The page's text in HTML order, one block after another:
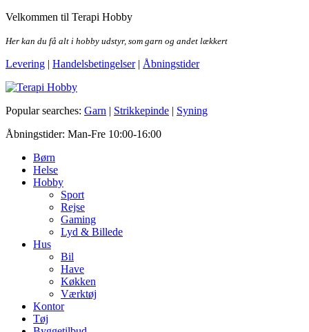
Skip
the
Velkommen til Terapi Hobby
Her kan du få alt i hobby udstyr, som garn og andet lækkert
Levering | Handelsbetingelser| Åbningstider
Terapi Hobby
Popular searches: Garn | Strikkepinde | Syning
Åbningstider: Man-Fre 10:00-16:00
Børn
Helse
Hobby
Sport
Rejse
Gaming
Lyd & Billede
Hus
Bil
Have
Køkken
Værktøj
Kontor
Tøj